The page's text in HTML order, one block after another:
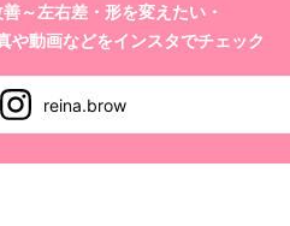
～左右差・形を変えたい・
や動画などをインスタでチェック
reina.brow